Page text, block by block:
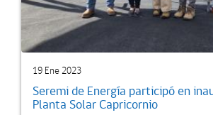
19 Ene 2023
Seremi de Energía participó en
Planta Solar Capricornio